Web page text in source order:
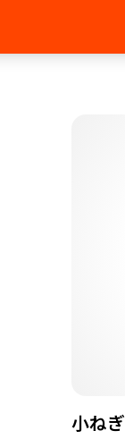
小ねぎ